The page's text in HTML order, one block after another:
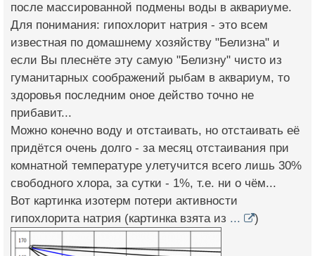
после массированной подмены воды в аквариуме.
Для понимания: гипохлорит натрия - это всем
известная по домашнему хозяйству "Белизна" и
если Вы плеснёте эту самую "Белизну" чисто из
гуманитарных соображений рыбам в аквариум, то
здоровья последним оное действо точно не
прибавит...
Можно конечно воду и отстаивать, но отстаивать её
придётся очень долго - за месяц отстаивания при
комнатной температуре улетучится всего лишь 30%
свободного хлора, за сутки - 1%, т.е. ни о чём...
Вот картинка изотерм потери активности
гипохлорита натрия (картинка взята из ... )